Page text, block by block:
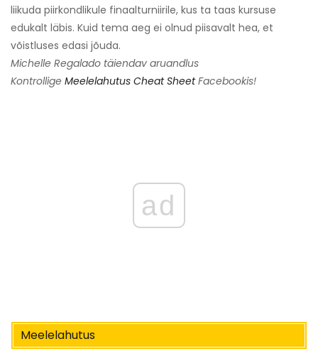
liikuda piirkondlikule finaalturniirile, kus ta taas kursuse
edukalt läbis. Kuid tema aeg ei olnud piisavalt hea, et
võistluses edasi jõuda.
Michelle Regalado täiendav aruandlus
Kontrollige Meelelahutus Cheat Sheet Facebookis!
ad
Meelelahutus